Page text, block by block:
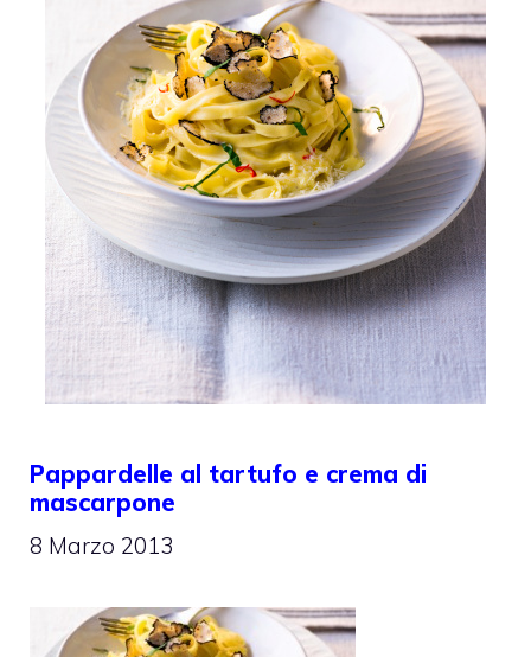
Pappardelle al tartufo e crema di
mascarpone
8 Marzo 2013